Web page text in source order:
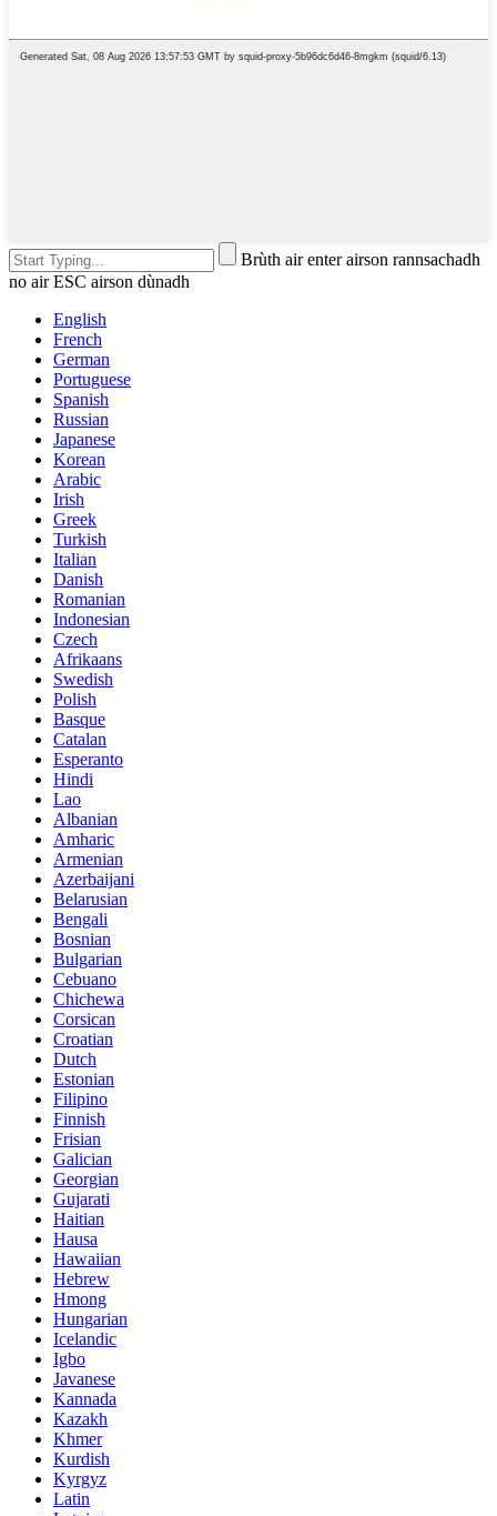
Brùth air enter airson rannsachadh
no air ESC airson dùnadh
English
French
German
Portuguese
Spanish
Russian
Japanese
Korean
Arabic
Irish
Greek
Turkish
Italian
Danish
Romanian
Indonesian
Czech
Afrikaans
Swedish
Polish
Basque
Catalan
Esperanto
Hindi
Lao
Albanian
Amharic
Armenian
Azerbaijani
Belarusian
Bengali
Bosnian
Bulgarian
Cebuano
Chichewa
Corsican
Croatian
Dutch
Estonian
Filipino
Finnish
Frisian
Galician
Georgian
Gujarati
Haitian
Hausa
Hawaiian
Hebrew
Hmong
Hungarian
Icelandic
Igbo
Javanese
Kannada
Kazakh
Khmer
Kurdish
Kyrgyz
Latin